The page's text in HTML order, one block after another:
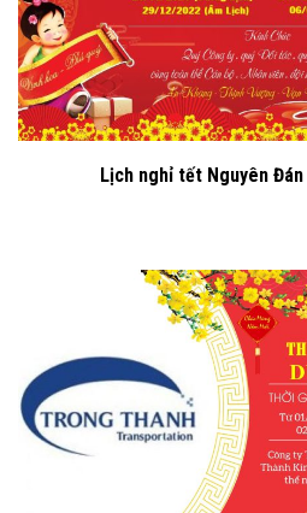
Lịch nghỉ tết Nguyên